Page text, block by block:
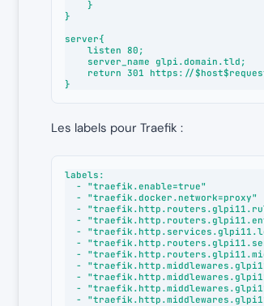
}
server{
}
Les labels pour Traefik :
labels: